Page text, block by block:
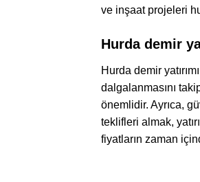
ve inşaat projeleri
Hurda demir
Hurda demir
dalgalanmasını
önemlidir. Ayrıca,
teklifleri almak,
fiyatların zaman